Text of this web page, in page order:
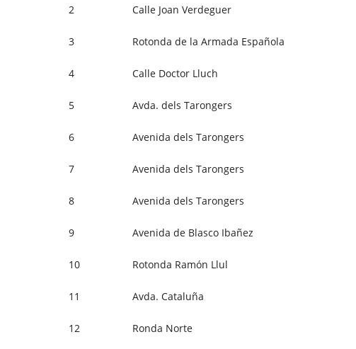
2 Calle Joan Verdeguer
3 Rotonda de la Armada Española
4 Calle Doctor Lluch
5 Avda. dels Tarongers
6 Avenida dels Tarongers
7 Avenida dels Tarongers
8 Avenida dels Tarongers
9 Avenida de Blasco Ibañez
10 Rotonda Ramón Llul
11 Avda. Cataluña
12 Ronda Norte